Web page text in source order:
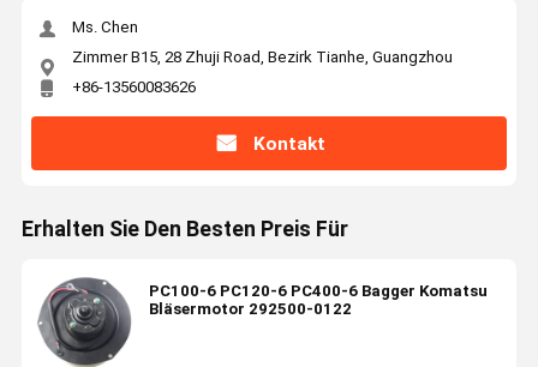
Ms. Chen
Zimmer B15, 28 Zhuji Road, Bezirk Tianhe, Guangzhou
+86-13560083626
Kontakt
Erhalten Sie Den Besten Preis Für
PC100-6 PC120-6 PC400-6 Bagger Komatsu
Bläsermotor 292500-0122